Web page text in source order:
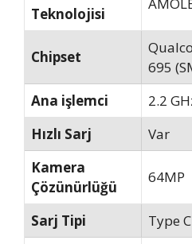
Teknolojisi
Chipset
695
Ana işlemci
2.2
Hızlı Sarj
Var
Kamera
Çözünürlüğü
64MP
Sarj Tipi
Type C